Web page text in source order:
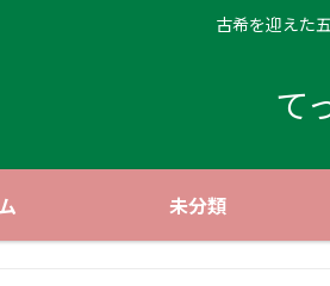
古希を迎えた
て
未分類